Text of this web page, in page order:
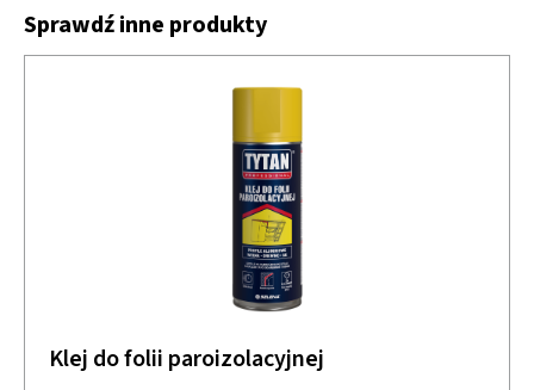
Sprawdź inne produkty
Klej do folii paroizolacyjnej